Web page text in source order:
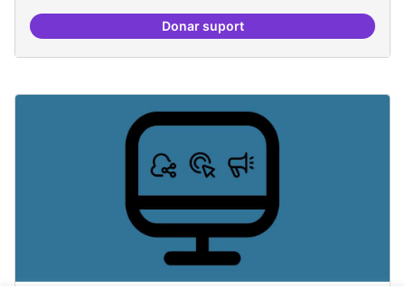
Donar suportRevisió interna del Model de